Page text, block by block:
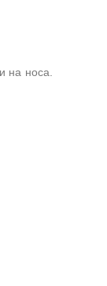
на носа.